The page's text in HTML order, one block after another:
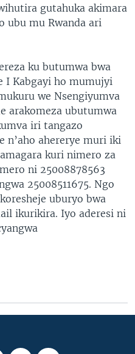
gutahuka akimara
ubu mu Rwanda ari
ku butumwa bwa
I Kabgayi ho mumujyi
we Nsengiyumva
arakomeza ubutumwa
iri tangazo
n’aho ahererye muri iki
kuri nimero za
ni 25008878563
25008511675. Ngo
uburyo bwa
ikurikira. Iyo aderesi ni